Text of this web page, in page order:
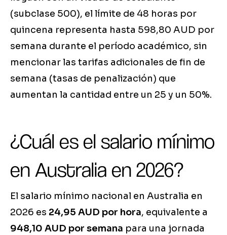
(subclase 500), el límite de 48 horas por
quincena representa hasta 598,80 AUD por
semana durante el período académico, sin
mencionar las tarifas adicionales de fin de
semana (tasas de penalización) que
aumentan la cantidad entre un 25 y un 50%.
¿Cuál es el salario mínimo
en Australia en 2026?
El salario mínimo nacional en Australia en
2026 es 24,95 AUD por hora, equivalente a
948,10 AUD por semana para una jornada